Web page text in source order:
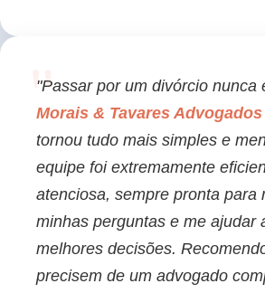
"Passar por um divórcio nunca
Morais & Tavares
tornou tudo mais simples e
equipe foi extremamente
atenciosa, sempre pronta para
minhas perguntas e me ajudar
melhores decisões.
precisem de um advogado